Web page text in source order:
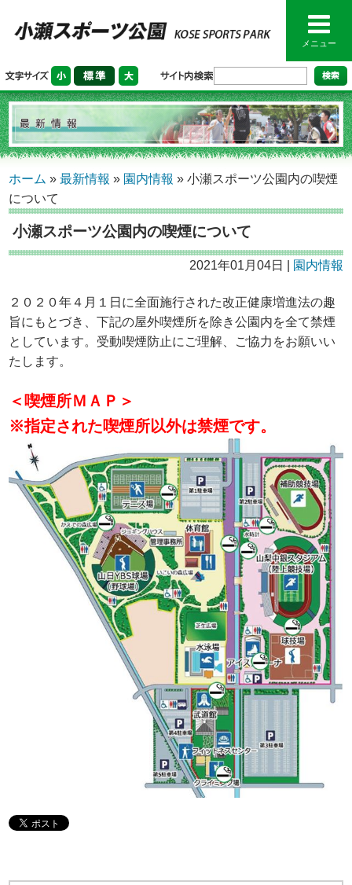
メニュー
ホーム »最新情報 » 園内情報 »小瀬スポーツ公園内の喫煙
について
小瀬スポーツ公園内の喫煙について
2021年01月04日 | 園内情報
２０２０年４月１日に全面施行された改正健康増進法の趣
旨にもとづき、下記の屋外喫煙所を除き公園内を全て禁煙
としています。受動喫煙防止にご理解、ご協力をお願いい
たします。
＜喫煙所ＭＡＰ＞
※指定された喫煙所以外は禁煙です。